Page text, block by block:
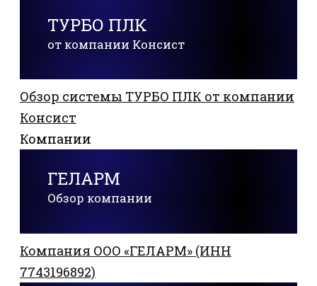
ТУРБО ПЛК
от компании Консист
Обзор системы ТУРБО ПЛК от компании
Консист
Компании
ГЕЛАРМ
Обзор компании
Компания ООО «ГЕЛАРМ» (ИНН
7743196892)